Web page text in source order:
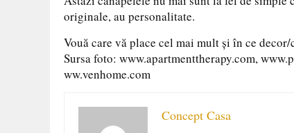
originale, au personalitate.
Vouă care vă place cel mai mult și în ce
Sursa foto: www.apartmenttherapy.com,
ww.venhome.com
Concept Casa